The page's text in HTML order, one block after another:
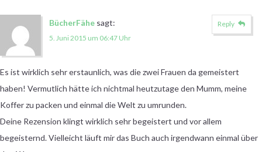
BücherFähe sagt:
5. Juni 2015 um 06:47 Uhr
Es ist wirklich sehr erstaunlich, was die zwei Frauen da gemeistert
haben! Vermutlich hätte ich nichtmal heutzutage den Mumm, meine
Koffer zu packen und einmal die Welt zu umrunden.
Deine Rezension klingt wirklich sehr begeistert und vor allem
begeisternd. Vielleicht läuft mir das Buch auch irgendwann einmal über
Reply